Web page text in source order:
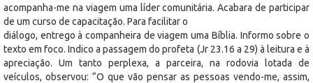
acompanha-me na viagem uma líder comunitária. Acabara de participar
de um curso de capacitação. Para facilitar o
diálogo, entrego à companheira de viagem uma Bíblia. Informo sobre o
texto em foco. Indico a passagem do profeta (Jr 23.16 a 29) à leitura e à
apreciação. Um tanto perplexa, a parceira, na rodovia lotada de
veículos, observou: “O que vão pensar as pessoas vendo-me, assim,